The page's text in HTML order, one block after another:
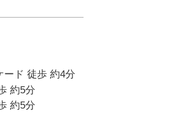
ード 徒歩 約4分
約5分
約5分